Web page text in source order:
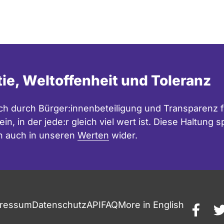
und ehrenamtliche
Bildung zur Förderung
Döring-Stiftung.
Weltoffenheit und Toleranz
durch Bürger:innenbeteiligung und Transparenz
in der jede:r gleich viel wert ist. Diese Haltung
auch in unseren Werten wider.
DatenschutzAPIFAQMore in English